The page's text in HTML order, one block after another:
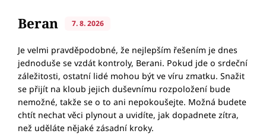
Beran 7. 8. 2026
Je velmi pravděpodobné, že nejlepším řešením je dnes
jednoduše se vzdát kontroly, Berani. Pokud jde o srdeční
záležitosti, ostatní lidé mohou být ve víru zmatku. Snažit
se přijít na kloub jejich duševnímu rozpoložení bude
nemožné, takže se o to ani nepokoušejte. Možná budete
chtít nechat věci plynout a uvidíte, jak dopadnete zítra,
než uděláte nějaké zásadní kroky.